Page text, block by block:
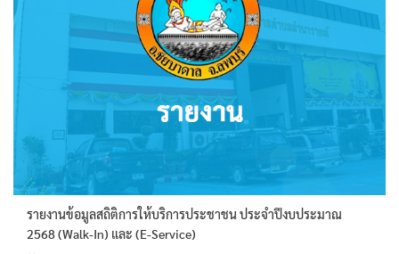
รายงานข้อมูลสถิติการให้บริการประชาชน ประจำปีงบประมาณ
2568 (Walk-In) และ (E-Service)